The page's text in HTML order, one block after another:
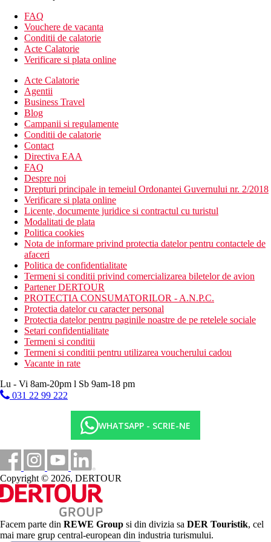
Camera dubla, vedere la mare:
Divertisment
Spectacole si petreceri ocazionale de seara.
Mese
Mic dejun
Bufet mic dejun
Demipensiune
Mic dejun si cina tip bufet
All Inclusive
Mic dejun, pranz si cina tip bufet
Gustari, sandvisuri si deserturi (11:00 a.m.-6:00 p.m.)
Bauturi alcoolice si nealcoolice locale selectate (11:00
a.m.-10:00 p.m.)
Plaja
Chiar langa complexul de terase cu trepte si scari care permit
acces comod la mare. Plaja pietroasa la cca 400 m de hotel,
sezlonguri si umbrele contra cost.
Activitati sportive
Gratuit:fitness, jocuri de societate (sah, carti).
Contra cost:biliard, centru de scufundari (momentan nu
functioneaza). Doua terenuri de golf in apropiere (aprox. 9 km),
pescuit, drumetii.
Facilitati copii
Colt pentru copii, patut gratuit (la cerere).
Tort Madeira si vin la sosire pentru tinerii casatoriti.
Carduri
VISA, EC/MC, AMEX, Maestro.
Site web
http://www.hotelrocamar.com
Wellness
Gratuit:piscina interioara incalzita, sauna, aburi, jacuzzi, baie
FAQ
Vouchere de vacanta
Conditii de calatorie
Acte Calatorie
Verificare si plata online
Acte Calatorie
Agentii
Business Travel
Blog
Campanii si regulamente
Conditii de calatorie
Contact
Directiva EAA
FAQ
Despre noi
Drepturi principale in temeiul Ordonantei Guvernului nr. 2/2018
Verificare si plata online
Licente, documente juridice si contractul cu turistul
Modalitati de plata
Politica cookies
Nota de informare privind protectia datelor pentru contactele de
afaceri
Politica de confidentialitate
Termeni si conditii privind comercializarea biletelor de avion
Partener DERTOUR
PROTECTIA CONSUMATORILOR - A.N.P.C.
Protectia datelor cu caracter personal
Protectia datelor pentru paginile noastre de pe retelele sociale
Setari confidentialitate
Termeni si conditii
Termeni si conditii pentru utilizarea voucherului cadou
Vacante in rate
Lu - Vi 8am-20pm l Sb 9am-18 pm
031 22 99 222
WHATSAPP - SCRIE-NE
Copyright © 2026, DERTOUR
Facem parte din REWE Group si din divizia sa DER Touristik, cel
mai mare grup central-european din industria turismului.